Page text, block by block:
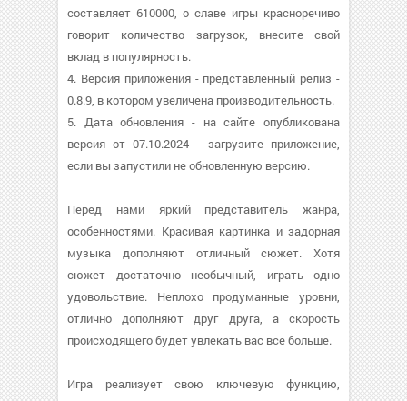
составляет 610000, о cлаве игры красноречиво
говорит количество загрузок, внесите свой
вклад в популярность.
4. Версия приложения - представленный релиз -
0.8.9, в котором увеличена производительность.
5. Дата обновления - на сайте опубликована
версия от 07.10.2024 - загрузите приложение,
если вы запустили не обновленную версию.
Перед нами яркий представитель жанра,
особенностями. Красивая картинка и задорная
музыка дополняют отличный сюжет. Хотя
сюжет достаточно необычный, играть одно
удовольствие. Неплохо продуманные уровни,
отлично дополняют друг друга, а скорость
происходящего будет увлекать вас все больше.
Игра реализует свою ключевую функцию,